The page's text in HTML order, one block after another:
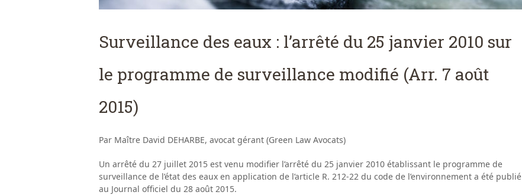
Surveillance des eaux : l’arrêté du 25 janvier 2010 sur
le programme de surveillance modifié (Arr. 7 août
2015)
Par Maître David DEHARBE, avocat gérant (Green Law Avocats)
Un arrêté du 27 juillet 2015 est venu modifier l’arrêté du 25 janvier 2010 établissant le programme de
surveillance de l’état des eaux en application de l’article R. 212-22 du code de l’environnement a été publié
au Journal officiel du 28 août 2015.